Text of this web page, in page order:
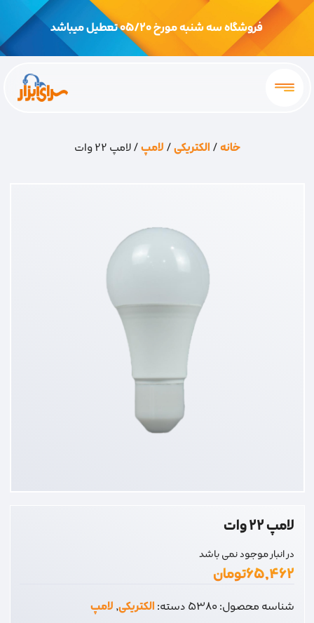
فروشگاه سه شنبه مورخ 05/20 تعطیل میباشد
خانه/الکتریکی/لامپ/ لامپ 22 وات
لامپ 22 وات
در انبار موجود نمی باشد
۶۵,۴۶۲تومان
شناسه محصول:5380دسته:الکتریکی,لامپ